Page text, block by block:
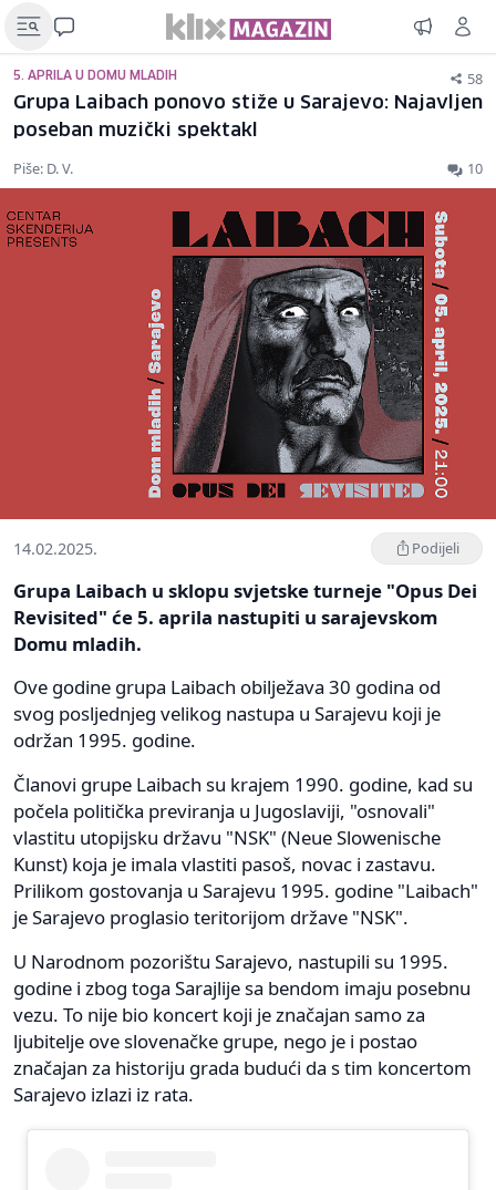
5. APRILA U DOMU MLADIH 58
Grupa Laibach ponovo stiže u Sarajevo: Najavljen
poseban muzički spektakl
Piše: D. V. 10
14.02.2025. Podijeli
Grupa Laibach u sklopu svjetske turneje "Opus Dei
Revisited" će 5. aprila nastupiti u sarajevskom
Domu mladih.
Ove godine grupa Laibach obilježava 30 godina od
svog posljednjeg velikog nastupa u Sarajevu koji je
održan 1995. godine.
Članovi grupe Laibach su krajem 1990. godine, kad su
počela politička previranja u Jugoslaviji, "osnovali"
vlastitu utopijsku državu "NSK" (Neue Slowenische
Kunst) koja je imala vlastiti pasoš, novac i zastavu.
Prilikom gostovanja u Sarajevu 1995. godine "Laibach"
je Sarajevo proglasio teritorijom države "NSK".
U Narodnom pozorištu Sarajevo, nastupili su 1995.
godine i zbog toga Sarajlije sa bendom imaju posebnu
vezu. To nije bio koncert koji je značajan samo za
ljubitelje ove slovenačke grupe, nego je i postao
značajan za historiju grada budući da s tim koncertom
Sarajevo izlazi iz rata.